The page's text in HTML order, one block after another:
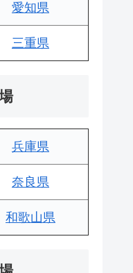
愛知県
三重県
兵庫県
奈良県
和歌山県